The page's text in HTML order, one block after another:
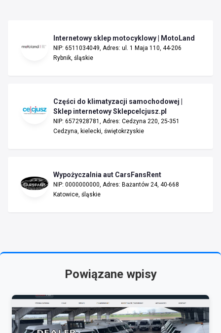
Internetowy sklep motocyklowy | MotoLand
NIP: 6511034049, Adres: ul. 1 Maja 110, 44-206
Rybnik, śląskie
Części do klimatyzacji samochodowej |
Sklep internetowy Sklepcelcjusz.pl
NIP: 6572928781, Adres: Cedzyna 220, 25-351
Cedzyna, kielecki, świętokrzyskie
Wypożyczalnia aut CarsFansRent
NIP: 0000000000, Adres: Bażantów 24, 40-668
Katowice, śląskie
Powiązane wpisy